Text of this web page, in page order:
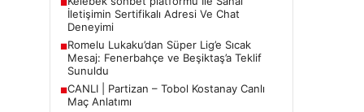
■
İletişimin Sertifikalı Adresi Ve Chat
Deneyimi
■Romelu Lukaku’dan Süper Lig’e Sıcak
Mesaj: Fenerbahçe ve Beşiktaş’a Teklif
Sunuldu
■CANLI | Partizan – Tobol Kostanay Canlı
Maç Anlatımı